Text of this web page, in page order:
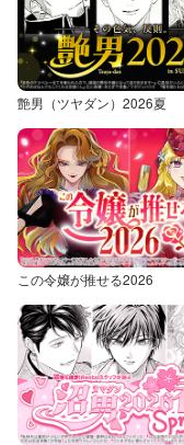
艶男（ツヤダン）2026夏
この令嬢が推せる2026